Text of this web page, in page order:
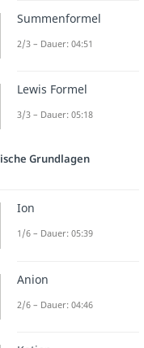
Kohlenstoff C hat
ungepaarte
könnte also nur
eingehen.
gleichwertige
(CH ) eingehen.
verschmelzen
Orbitale
Das hat zur Folge,
Elektronen in der
räumlich besser
Summenformel
2/3 – Dauer: 04:51
Lewis Formel
3/3 – Dauer: 05:18
Grundlagen
Ion
1/6 – Dauer: 05:39
Anion
2/6 – Dauer: 04:46